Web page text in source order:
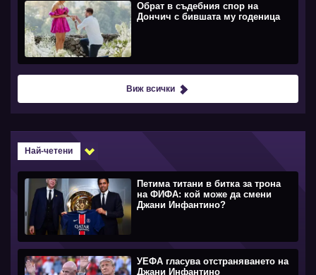
Обрат в съдебния спор на
Дончич с бившата му годеница
Виж всички
Най-четени
Петима титани в битка за трона
на ФИФА: кой може да смени
Джани Инфантино?
УЕФА гласува отстраняването на
Джани Инфантино